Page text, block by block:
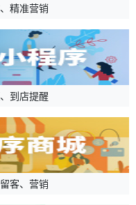
精准营销
到店提醒
客、营销